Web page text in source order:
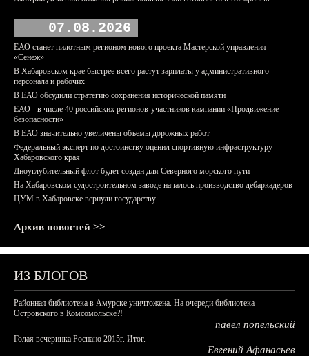
07.08.2026
ЕАО станет пилотным регионом нового проекта Мастерской управления
«Сенеж»
В Хабаровском крае быстрее всего растут зарплаты у административного
персонала и рабочих
В ЕАО обсудили стратегию сохранения исторической памяти
ЕАО - в числе 40 российских регионов-участников кампании «Продвижение
безопасности»
В ЕАО значительно увеличены объемы дорожных работ
Федеральный эксперт по достоинству оценил спортивную инфраструктуру
Хабаровского края
Дноуглубительный флот будет создан для Северного морского пути
На Хабаровском судостроительном заводе началось производство дебаркадеров
ЦУМ в Хабаровске вернули государству
Архив новостей >>
ИЗ БЛОГОВ
Районная библиотека в Амурске уничтожена. На очереди библиотека
Островского в Комсомольске?!
павел попельский
Голая вечеринка Роснано 2015г. Итог.
Евгений Афанасьев